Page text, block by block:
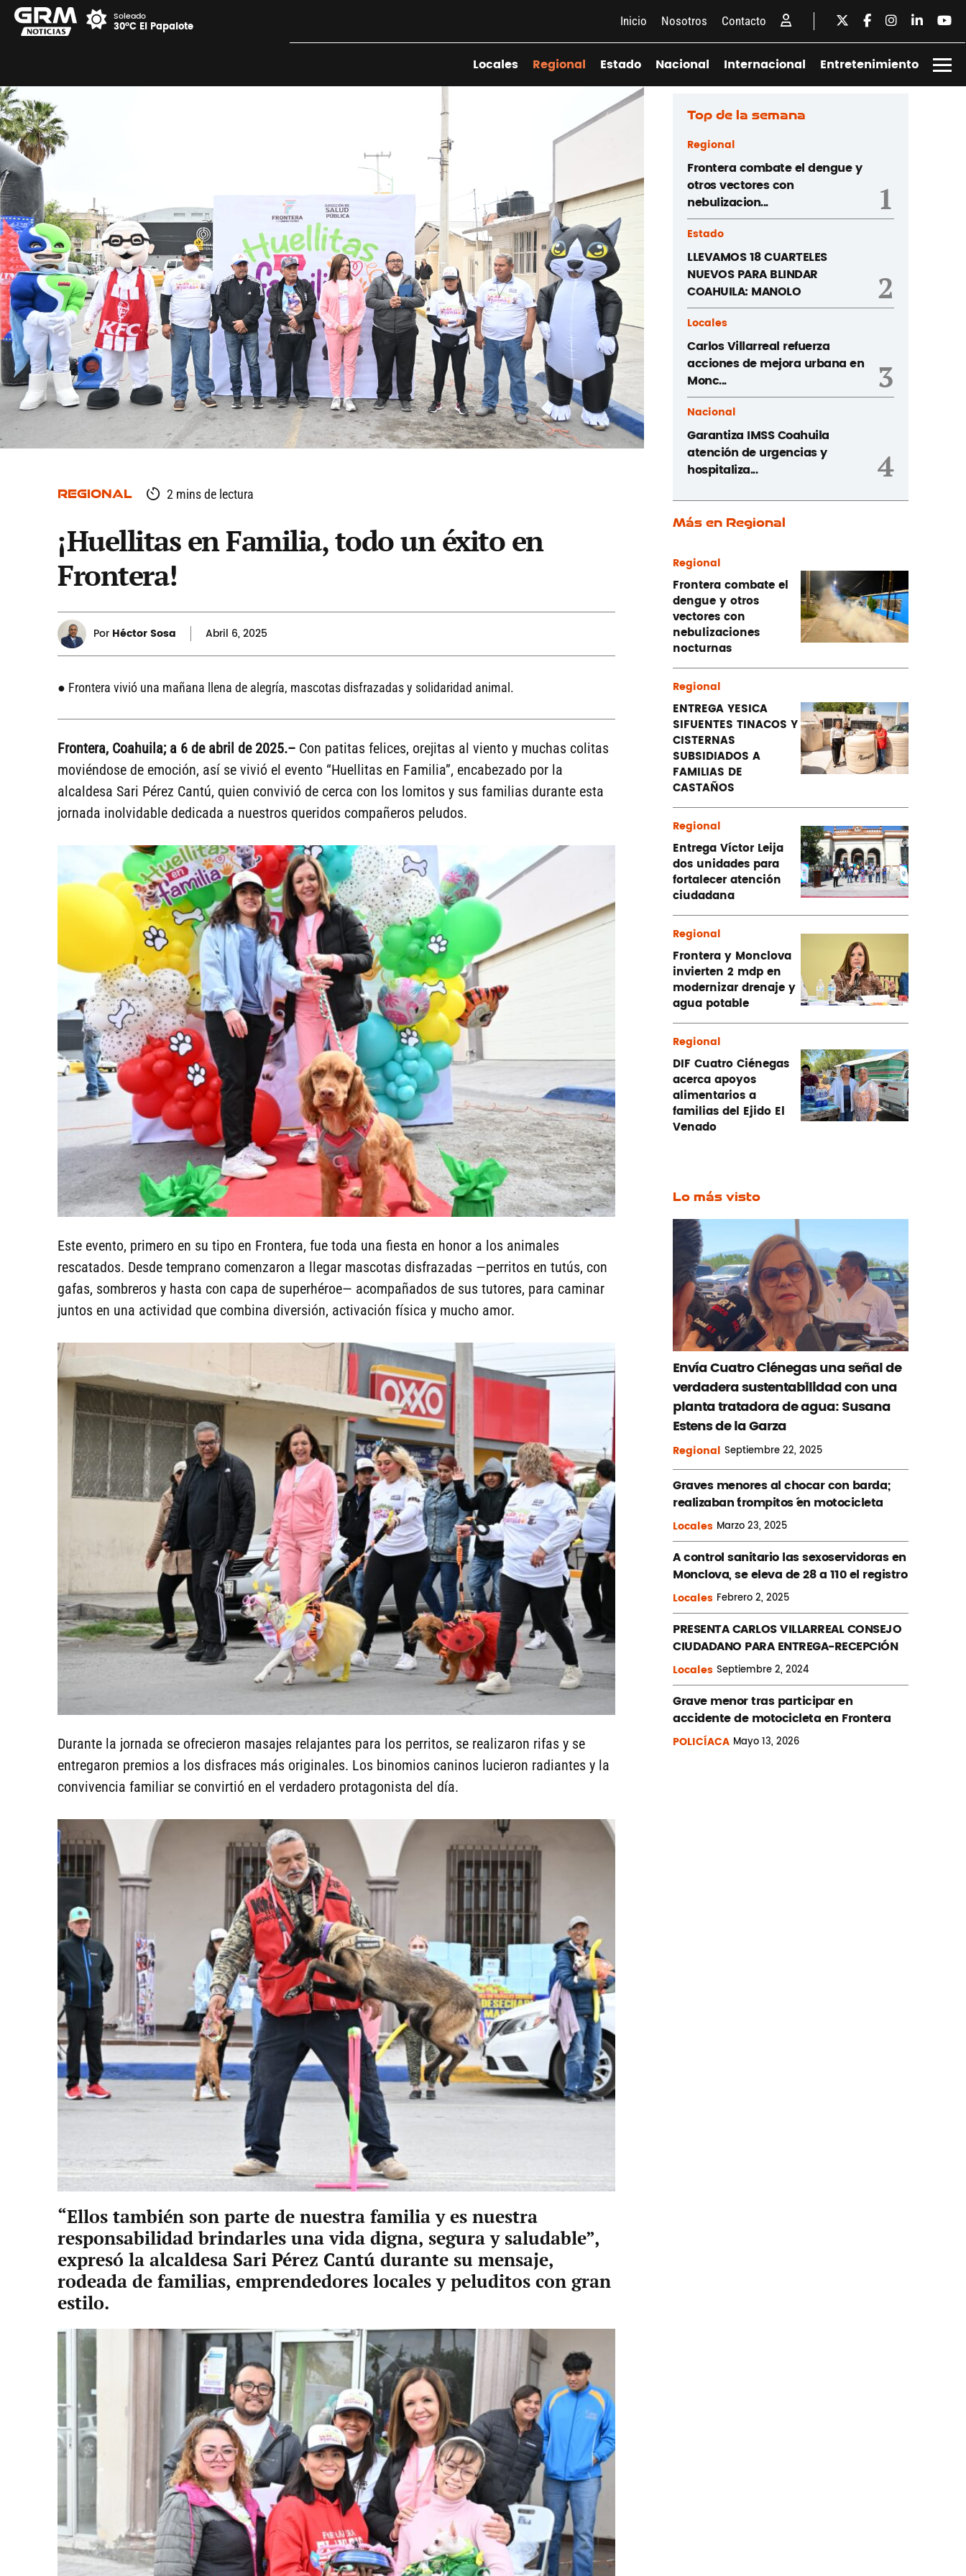
Soleado
30°C El Papalote Inicio Nosotros Contacto
Locales Regional Estado Nacional Internacional Entretenimiento
REGIONAL 2 mins de lectura
¡Huellitas en Familia, todo un éxito en
Frontera!
Por Héctor Sosa Abril 6, 2025
● Frontera vivió una mañana llena de alegría, mascotas disfrazadas y solidaridad animal.
Frontera, Coahuila; a 6 de abril de 2025.– Con patitas felices, orejitas al viento y muchas colitas
moviéndose de emoción, así se vivió el evento “Huellitas en Familia”, encabezado por la
alcaldesa Sari Pérez Cantú, quien convivió de cerca con los lomitos y sus familias durante esta
jornada inolvidable dedicada a nuestros queridos compañeros peludos.
Este evento, primero en su tipo en Frontera, fue toda una fiesta en honor a los animales
rescatados. Desde temprano comenzaron a llegar mascotas disfrazadas —perritos en tutús, con
gafas, sombreros y hasta con capa de superhéroe— acompañados de sus tutores, para caminar
juntos en una actividad que combina diversión, activación física y mucho amor.
Durante la jornada se ofrecieron masajes relajantes para los perritos, se realizaron rifas y se
entregaron premios a los disfraces más originales. Los binomios caninos lucieron radiantes y la
convivencia familiar se convirtió en el verdadero protagonista del día.
“Ellos también son parte de nuestra familia y es nuestra
responsabilidad brindarles una vida digna, segura y saludable”,
expresó la alcaldesa Sari Pérez Cantú durante su mensaje,
rodeada de familias, emprendedores locales y peluditos con gran
estilo.
Top de la semana
Regional
Frontera combate el dengue y
otros vectores con
nebulizacion...
1
Estado
LLEVAMOS 18 CUARTELES
NUEVOS PARA BLINDAR
COAHUILA: MANOLO
2
Locales
Carlos Villarreal refuerza
acciones de mejora urbana en
Monc...
3
Nacional
Garantiza IMSS Coahuila
atención de urgencias y
hospitaliza...
4
Más en Regional
Regional
Frontera combate el
dengue y otros
vectores con
nebulizaciones
nocturnas
Regional
ENTREGA YESICA
SIFUENTES TINACOS Y
CISTERNAS
SUBSIDIADOS A
FAMILIAS DE
CASTAÑOS
Regional
Entrega Víctor Leija
dos unidades para
fortalecer atención
ciudadana
Regional
Frontera y Monclova
invierten 2 mdp en
modernizar drenaje y
agua potable
Regional
DIF Cuatro Ciénegas
acerca apoyos
alimentarios a
familias del Ejido El
Venado
Lo más visto
Envía Cuatro Ciénegas una señal de
verdadera sustentabilidad con una
planta tratadora de agua: Susana
Estens de la Garza
Regional Septiembre22, 2025
Graves menores al chocar con barda;
realizaban ´trompitos ´en motocicleta
Locales Marzo23, 2025
A control sanitario las sexoservidoras en
Monclova, se eleva de 28 a 110 el registro
Locales Febrero2, 2025
PRESENTA CARLOS VILLARREAL CONSEJO
CIUDADANO PARA ENTREGA-RECEPCIÓN
Locales Septiembre2, 2024
Grave menor tras participar en
accidente de motocicleta en Frontera
POLICÍACA Mayo13, 2026